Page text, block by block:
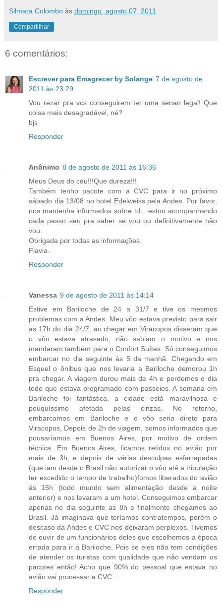
Silmara Colombo às domingo, agosto 07, 2011
Compartilhar
6 comentários:
Escrever para Emagrecer by Solange 7 de agosto de
2011 às 23:29
Vou rezar pra vcs conseguirem ter uma senan legal! Que
coisa mais desagradável, né?
bjs
Responder
Anônimo 8 de agosto de 2011 às 16:36
Meus Deus do céu!!!Que dureza!!!
Também tenho pacote com a CVC para ir no próximo
sábado dia 13/08 no hotel Edelweiss pela Andes. Por favor,
nos mantenha informados sobre td... estou acompanhando
cada passo seu pra saber se vou ou definitivamente não
vou.
Obrigada por todas as informações.
Flavia.
Responder
Vanessa 9 de agosto de 2011 às 14:14
Estive em Bariloche de 24 a 31/7 e tive os mesmos
problemas com a Andes. Meu vôo estava previsto para sair
as 17h do dia 24/7, ao chegar em Viracopos disseram que
o vôo estava atrasado, não sabiam o motivo e nos
mandaram também para o Confort Suítes. Só conseguimos
embarcar no dia seguinte às 5 da manhã. Chegando em
Esquel o ônibus que nos levaria a Bariloche demorou 1h
pra chegar. A viagem durou mais de 4h e perdemos o dia
todo que estava programado com passeios. A semana em
Bariloche foi fantástica, a cidade está maravilhosa e
pouquíssimo afetada pelas cinzas. No retorno,
embarcamos em Bariloche e o vôo seria direto para
Viracopos, Depois de 2h de viagem, somos informados que
pousaríamos em Buenos Aires, por motivo de ordem
técnica. Em Buenos Aires, ficamos retidos no avião por
mais de 3h, e depois de várias desculpas esfarrapadas
(que iam desde o Brasil não autorizar o vôo até a tripulação
ter excedido o tempo de trabalho)fomos liberados do avião
ás 15h (todo mundo sem alimentação desde a noite
anterior) e nos levaram a um hotel. Conseguimos embarcar
apenas no dia seguinte as 8h e finalmente chegamos ao
Brasil. Já imaginava que teríamos contratempos, porém o
descaso da Andes e CVC nos deixaram perplexos. Tivemos
de ouvir de um funcionários deles que escolhemos a época
errada para ir á Bariloche. Pois se eles não tem condições
de atender os turistas com qualidade que não vendam os
pacotes então! Acho que 90% do pessoal que estava no
avião vai processar a CVC...
Responder